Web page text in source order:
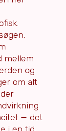
mellem
og
om alt
— det
i en tid,